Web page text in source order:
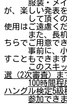
服装・メイク
が、楽しい発表
して頂くのは
使用はご遠慮くだ
また、長机（
ちらでご用意でき
事前に、小道
すこともできます
このスキ
選（2次審査）ま
100時間程
ハングル検定5級
参加できま